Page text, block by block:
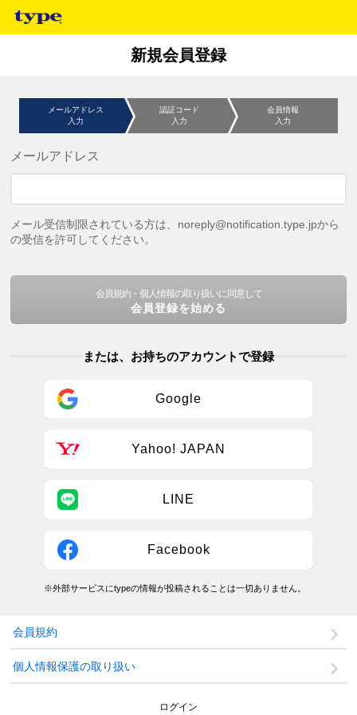
新規会員登録
メールアドレス
入力
認証コード
入力
会員情報
入力
メールアドレス
メール受信制限されている方は、noreply@notification.type.jpから
の受信を許可してください。
会員規約・個人情報の取り扱いに同意して
会員登録を始める
または、お持ちのアカウントで登録
Google
Yahoo! JAPAN
LINE
Facebook
※外部サービスにtypeの情報が投稿されることは一切ありません。
会員規約
個人情報保護の取り扱い
ログイン